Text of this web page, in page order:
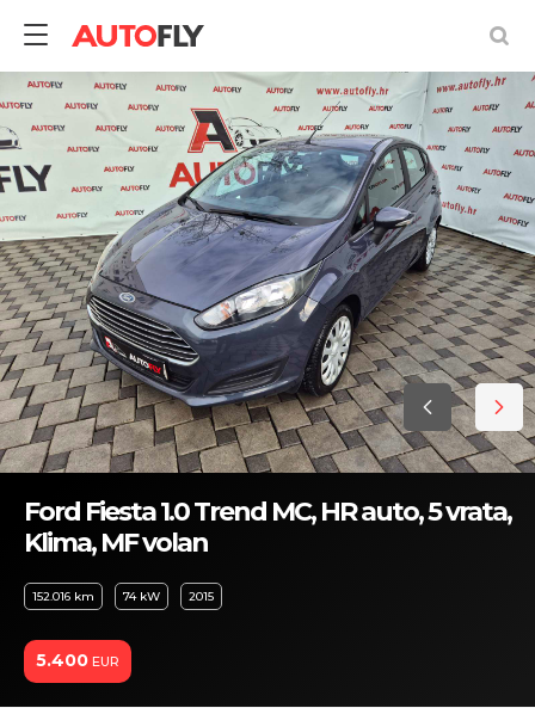
Ford Fiesta 1.0 Trend MC, HR auto, 5 vrata,
Klima, MF volan
152.016 km 74 kW 2015
5.400 EUR